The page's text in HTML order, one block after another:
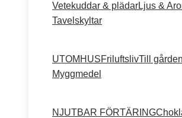
Vetekuddar & plädarLjus &
Tavelskyltar
UTOMHUSFriluftslivTill gården
Myggmedel
NJUTBAR FÖRTÄRING